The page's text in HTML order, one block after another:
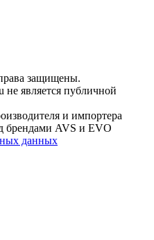
защищены.
не является публичной
и импортера
брендами AVS и EVO
данных